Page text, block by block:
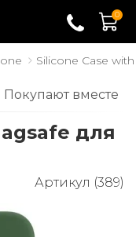
0
Silicone Case
Покупают вместе
для
Артикул (389)